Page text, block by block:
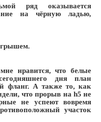
ряд оказывается
на чёрную ладью,
нравится, что белые
дня план
фланг. А также то, как
что прорыв на h5 не
не успеют вовремя
участок